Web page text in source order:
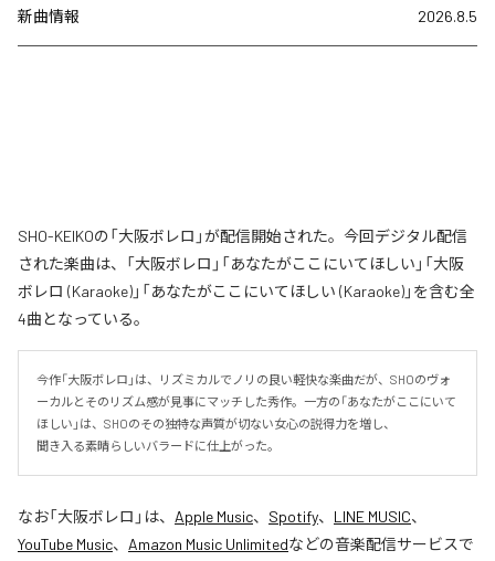
新曲情報 2026.8.5
SHO-KEIKOの「大阪ボレロ」が配信開始された。今回デジタル配信
された楽曲は、「大阪ボレロ」「あなたがここにいてほしい」「大阪
ボレロ (Karaoke)」「あなたがここにいてほしい (Karaoke)」を含む全
4曲となっている。
今作「大阪ボレロ」は、リズミカルでノリの良い軽快な楽曲だが、SHOのヴォ
ーカルとそのリズム感が見事にマッチした秀作。一方の「あなたがここにいて
ほしい」は、SHOのその独特な声質が切ない女心の説得力を増し、
聞き入る素晴らしいバラードに仕上がった。
なお「大阪ボレロ 」は、 Apple Music、 Spotify、 LINE MUSIC、
YouTube Music、 Amazon Music Unlimitedなどの音楽配信サービスで